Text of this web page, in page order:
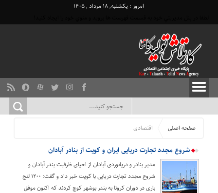
امروز : یکشنبه, ۱۸ مرداد , ۱۴۰۵
صفحه اصلی اقتصادی
شروع مجدد تجارت دریایی ایران و کویت از بنادر آبادان
مدیر بنادر و دریانوردی آبادان از احیای ظرفیت بندر آبادان و
شروع مجدد تجارت دریایی با کویت خبر داد و گفت: ۱۲۰۰ لنج
باری در دوران کرونا به بندر بوشهر کوچ کردند که اکنون موفق